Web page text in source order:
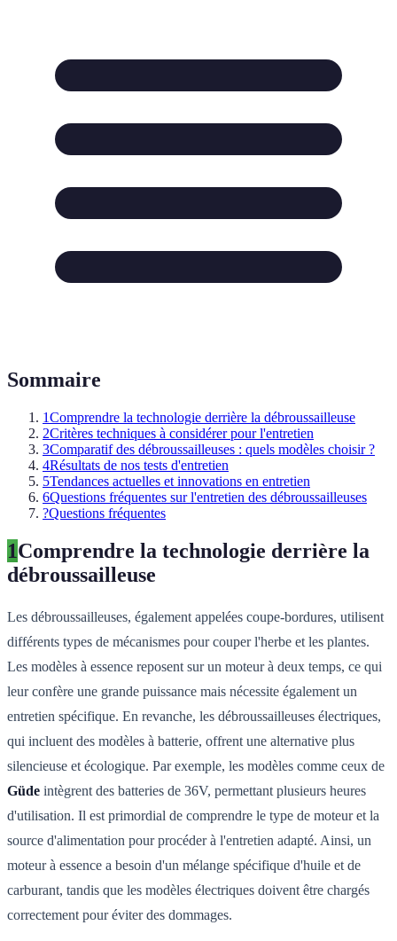
Sommaire
1Comprendre la technologie derrière la débroussailleuse
2Critères techniques à considérer pour l'entretien
3Comparatif des débroussailleuses : quels modèles choisir ?
4Résultats de nos tests d'entretien
5Tendances actuelles et innovations en entretien
6Questions fréquentes sur l'entretien des débroussailleuses
?Questions fréquentes
1Comprendre la technologie derrière la
débroussailleuse
Les débroussailleuses, également appelées coupe-bordures, utilisent
différents types de mécanismes pour couper l'herbe et les plantes.
Les modèles à essence reposent sur un moteur à deux temps, ce qui
leur confère une grande puissance mais nécessite également un
entretien spécifique. En revanche, les débroussailleuses électriques,
qui incluent des modèles à batterie, offrent une alternative plus
silencieuse et écologique. Par exemple, les modèles comme ceux de
Güde intègrent des batteries de 36V, permettant plusieurs heures
d'utilisation. Il est primordial de comprendre le type de moteur et la
source d'alimentation pour procéder à l'entretien adapté. Ainsi, un
moteur à essence a besoin d'un mélange spécifique d'huile et de
carburant, tandis que les modèles électriques doivent être chargés
correctement pour éviter des dommages.